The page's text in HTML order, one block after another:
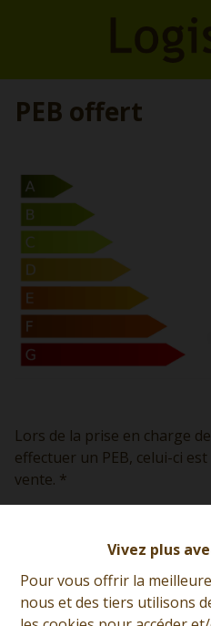
Vivez plus
Pour vous offrir la
nous et des tiers utilisons
PEB offert
Lors de la prise en charge
effectuer un PEB, celui-ci
vente. *